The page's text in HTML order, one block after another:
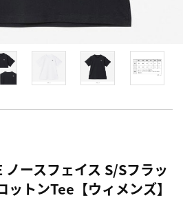
ノースフェイス S/Sフラッ
トンTee【ウィメンズ】